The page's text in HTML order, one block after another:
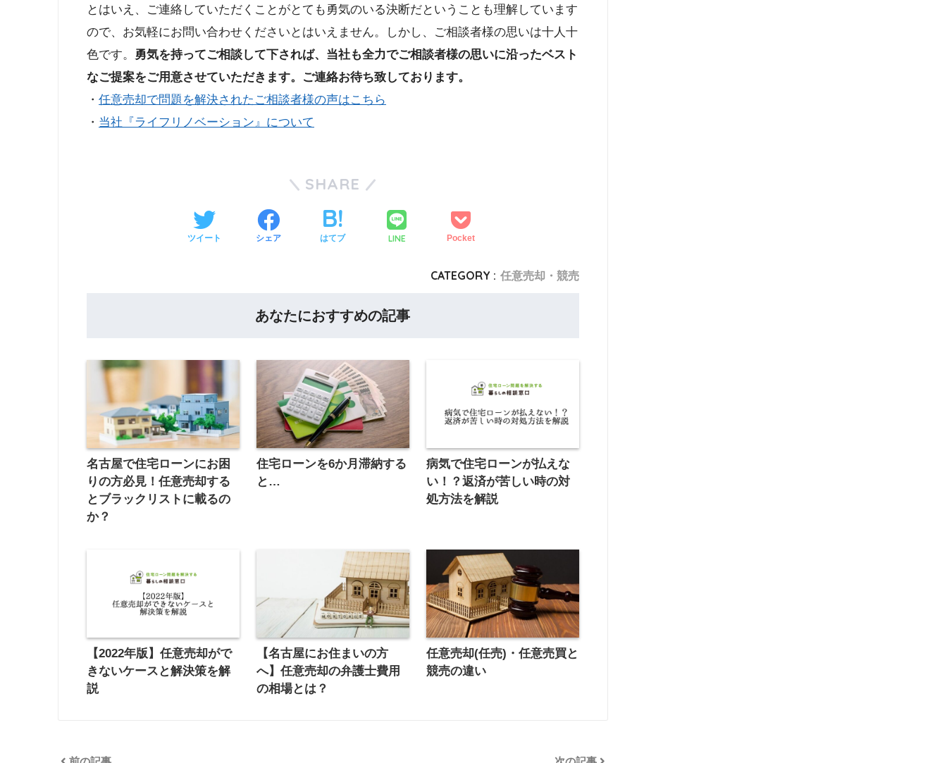
とはいえ、ご連絡していただくことがとても勇気のいる決断だということも理解しています
ので、お気軽にお問い合わせくださいとはいえません。しかし、ご相談者様の思いは十人十
色です。
勇気を持ってご相談して下されば、当社も全力でご相談者様の思いに沿ったベスト
なご提案をご用意させていただきます。ご連絡お待ち致しております。
・ 任意売却で問題を解決されたご相談者様の声はこちら
・ 当社『ライフリノベーション』について
SHARE
ツイート シェア はてブ LINE Pocket
CATEGORY : 任意売却・競売
あなたにおすすめの記事
名古屋で住宅ローンにお困
りの方必見！任意売却する
とブラックリストに載るの
か？
住宅ローンを6か月滞納する
と…
病気で住宅ローンが払えな
い！？返済が苦しい時の対
処方法を解説
【2022年版】任意売却がで
きないケースと解決策を解
説
【名古屋にお住まいの方
へ】任意売却の弁護士費用
の相場とは？
任意売却(任売)・任意売買と
競売の違い